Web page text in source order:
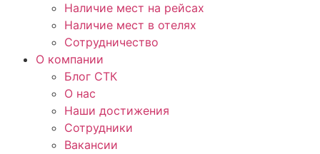
Наличие мест на рейсах
Наличие мест в отелях
Сотрудничество
О компании
Блог СТК
О нас
Наши достижения
Сотрудники
Вакансии